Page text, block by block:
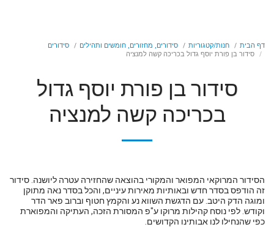
דף הבית חנות/קטגוריות סידורים, מחזורים, חומשים ותהילים
סידורים
סידור בן פורת יוסף גדול בכריכה קשה למנציה
סידור בן פורת יוסף גדול
בכריכה קשה למנציה
הסידור המרוקאי המפואר והמקורי בהוצאה שהחזירה עטרה ליושנה. סידור
זה הודפס בסדר חדש ובאותיות מאירות עיניים, והכל בסדר נאה מתוקן
ומוגה הדק היטב. עם הדגשת השווא נע והקמץ חטוף וברוב פאר הדר
וקודש. לפי נוסח קהילות מרוקו ע"פ המסורת הזכה, העתיקה והמפוארת
כפי שהנחילו לנו אבותינו הקדושים.